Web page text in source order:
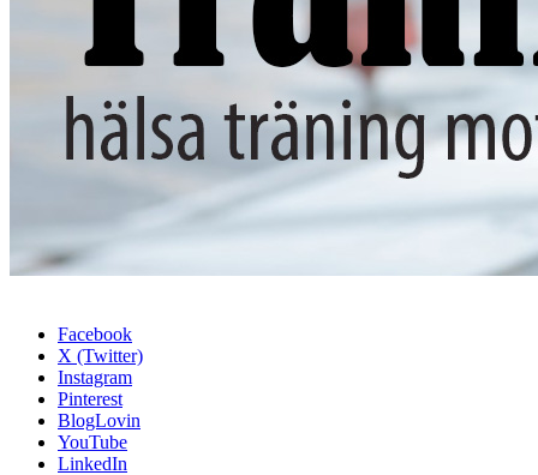
Facebook
X (Twitter)
Instagram
Pinterest
BlogLovin
YouTube
LinkedIn